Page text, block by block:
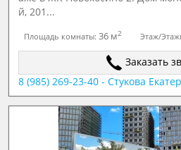
й, 201...
Площадь комнаты: 36 м2 Этаж/
Заказать
8 (985) 269-23-40 - Стукова